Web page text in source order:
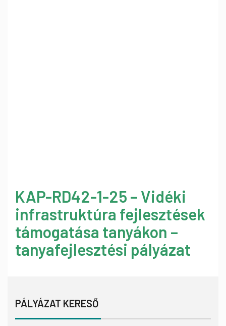
KAP-RD42-1-25 – Vidéki
infrastruktúra fejlesztések
támogatása tanyákon –
tanyafejlesztési pályázat
PÁLYÁZAT KERESŐ